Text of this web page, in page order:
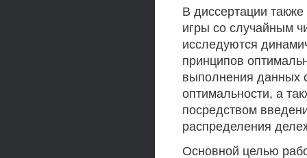
В диссертации
игры со случайным
исследуются
принципов
выполнения данных
оптимальности, а
посредством
распределения
Основной целью